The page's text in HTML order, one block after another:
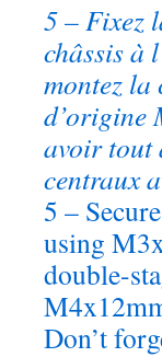
5 – Fixez
châssis à
montez la
d’origine
avoir tout
centraux
5 –
using
double-
Don’t